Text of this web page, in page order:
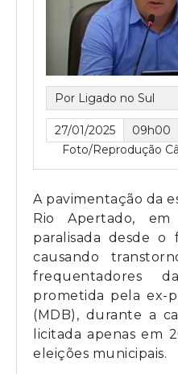
Por Ligado no Sul
27/01/2025
09h00
Foto/Reprodução
A pavimentação da
Rio Apertado,
paralisada desde o
causando
frequentadores
prometida pela ex-
(MDB), durante a
licitada apenas em
eleições municipais.